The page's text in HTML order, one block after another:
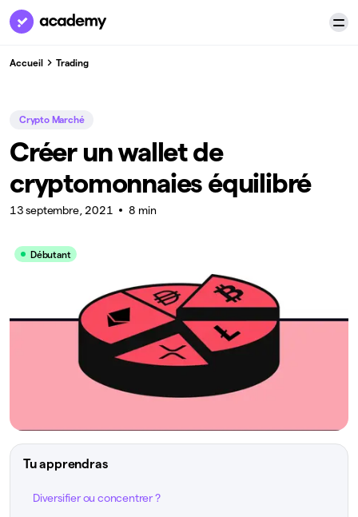
Accueil Trading
Crypto Marché
Créer un wallet de
cryptomonnaies équilibré
13 septembre, 2021 8 min
Débutant
Tu apprendras
Diversifier ou concentrer ?